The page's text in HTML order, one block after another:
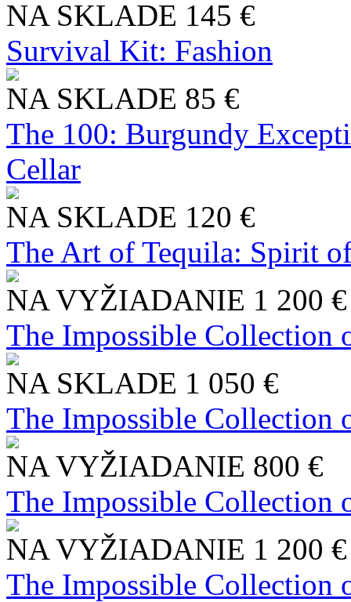
NA SKLADE 145 €
Survival Kit: Fashion
NA SKLADE 85 €
The 100: Burgundy
Cellar
NA SKLADE 120 €
The Art of Tequila: Spirit
NA VYŽIADANIE 1 200 €
The Impossible Collection
NA SKLADE 1 050 €
The Impossible Collection
NA VYŽIADANIE 800 €
The Impossible Collection
NA VYŽIADANIE 1 200 €
The Impossible Collection